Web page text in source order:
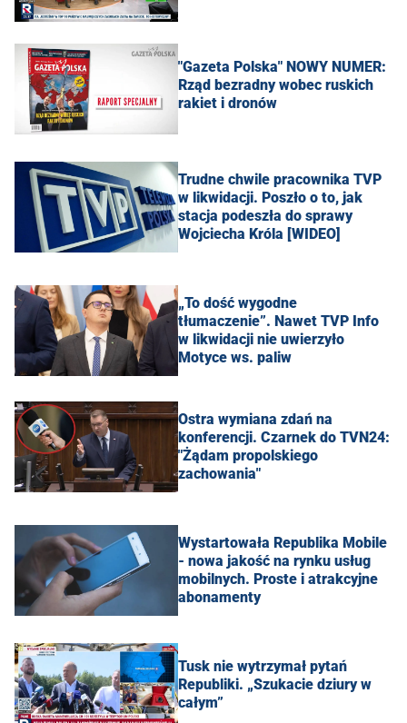
"Gazeta Polska" NOWY NUMER:
Rząd bezradny wobec ruskich
rakiet i dronów
Trudne chwile pracownika TVP
w likwidacji. Poszło o to, jak
stacja podeszła do sprawy
Wojciecha Króla [WIDEO]
„To dość wygodne
tłumaczenie”. Nawet TVP Info
w likwidacji nie uwierzyło
Motyce ws. paliw
Ostra wymiana zdań na
konferencji. Czarnek do TVN24:
"Żądam propolskiego
zachowania"
Wystartowała Republika Mobile
- nowa jakość na rynku usług
mobilnych. Proste i atrakcyjne
abonamenty
Tusk nie wytrzymał pytań
Republiki. „Szukacie dziury w
całym”